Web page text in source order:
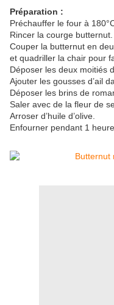
Préparation :
Préchauffer le four à
Rincer la courge butternut.
Couper la butternut en
et quadriller la chair pour
Déposer les deux moitiés
Ajouter les gousses d’ail
Déposer les brins de
Saler avec de la fleur de
Arroser d’huile d’olive.
Enfourner pendant 1